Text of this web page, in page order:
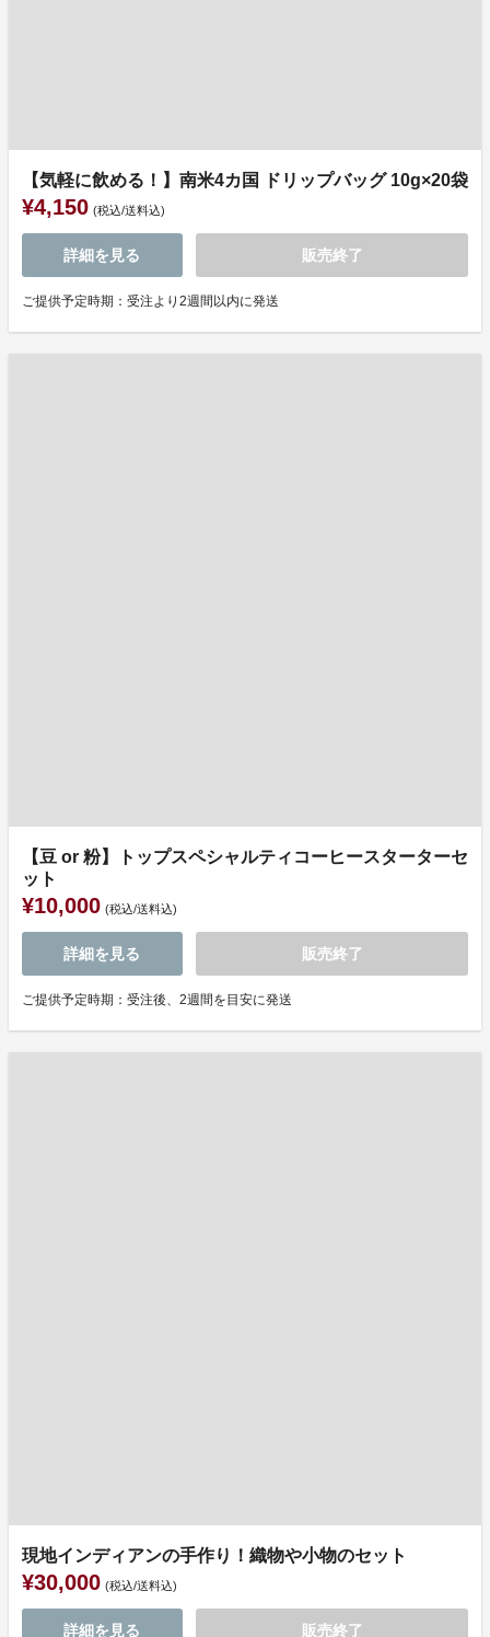
【気軽に飲める！】南米4カ国 ドリップバッグ 10g×20袋
¥4,150 (税込/送料込)
詳細を見る 販売終了
ご提供予定時期：受注より2週間以内に発送
【豆 or 粉】トップスペシャルティコーヒースターターセ
ット
¥10,000 (税込/送料込)
詳細を見る 販売終了
ご提供予定時期：受注後、2週間を目安に発送
現地インディアンの手作り！織物や小物のセット
¥30,000 (税込/送料込)
詳細を見る 販売終了